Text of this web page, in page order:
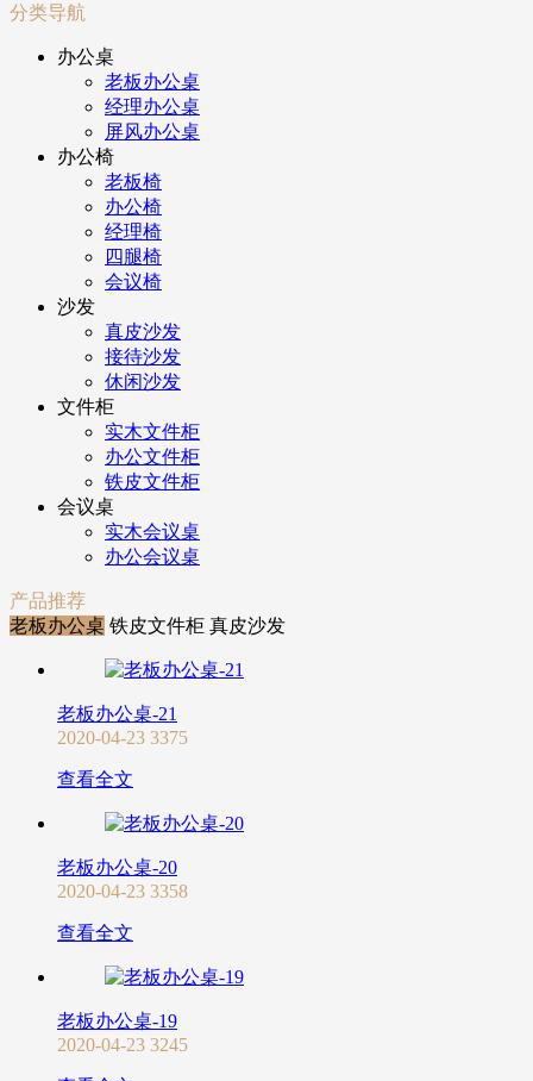
分类导航
办公桌
老板办公桌
经理办公桌
屏风办公桌
办公椅
老板椅
办公椅
经理椅
四腿椅
会议椅
沙发
真皮沙发
接待沙发
休闲沙发
文件柜
实木文件柜
办公文件柜
铁皮文件柜
会议桌
实木会议桌
办公会议桌
产品推荐
老板办公桌 铁皮文件柜 真皮沙发
老板办公桌-21
2020-04-23 3375
查看全文
老板办公桌-20
2020-04-23 3358
查看全文
老板办公桌-19
2020-04-23 3245